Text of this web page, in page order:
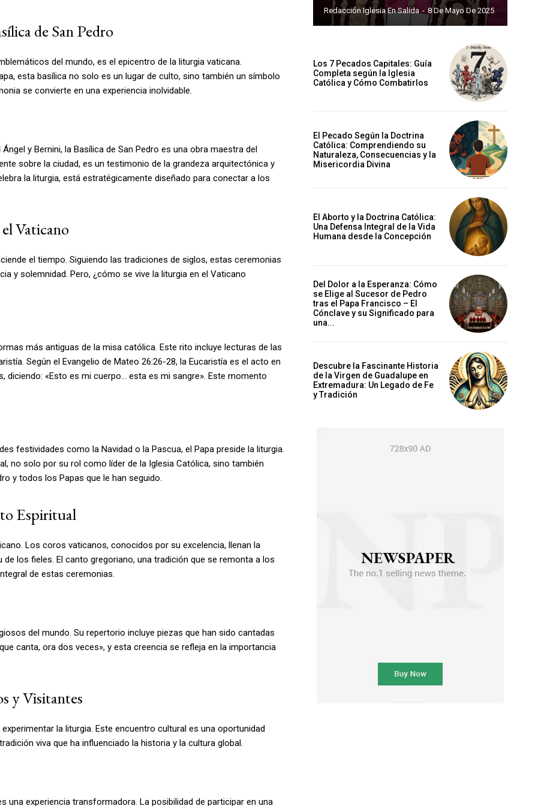
de San Pedro
del mundo, es el epicentro de la liturgia vaticana.
esta basílica no solo es un lugar de culto, sino también un símbolo
se convierte en una experiencia inolvidable.
y Bernini, la Basílica de San Pedro es una obra maestra del
sobre la ciudad, es un testimonio de la grandeza arquitectónica y
la liturgia, está estratégicamente diseñado para conectar a los
Vaticano
el tiempo. Siguiendo las tradiciones de siglos, estas ceremonias
y solemnidad. Pero, ¿cómo se vive la liturgia en el Vaticano
más antiguas de la misa católica. Este rito incluye lecturas de las
Según el Evangelio de Mateo 26:26-28, la Eucaristía es el acto en
«Esto es mi cuerpo… esta es mi sangre». Este momento
festividades como la Navidad o la Pascua, el Papa preside la liturgia.
no solo por su rol como líder de la Iglesia Católica, sino también
y todos los Papas que le han seguido.
Espiritual
Los coros vaticanos, conocidos por su excelencia, llenan la
los fieles. El canto gregoriano, una tradición que se remonta a los
de estas ceremonias.
del mundo. Su repertorio incluye piezas que han sido cantadas
canta, ora dos veces», y esta creencia se refleja en la importancia
y Visitantes
la liturgia. Este encuentro cultural es una oportunidad
viva que ha influenciado la historia y la cultura global.
una experiencia transformadora. La posibilidad de participar en una
Redacción Iglesia En Salida - 8 De Mayo De 2025
Los 7 Pecados Capitales: Guía
Completa según la Iglesia
Católica y Cómo Combatirlos
El Pecado Según la Doctrina
Católica: Comprendiendo su
Naturaleza, Consecuencias y la
Misericordia Divina
El Aborto y la Doctrina Católica:
Una Defensa Integral de la Vida
Humana desde la Concepción
Del Dolor a la Esperanza: Cómo
se Elige al Sucesor de Pedro
tras el Papa Francisco – El
Cónclave y su Significado para
una...
Descubre la Fascinante Historia
de la Virgen de Guadalupe en
Extremadura: Un Legado de Fe
y Tradición